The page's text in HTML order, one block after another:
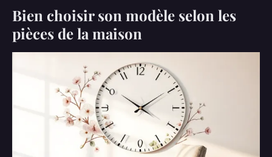
Bien choisir son modèle selon les
pièces de la maison